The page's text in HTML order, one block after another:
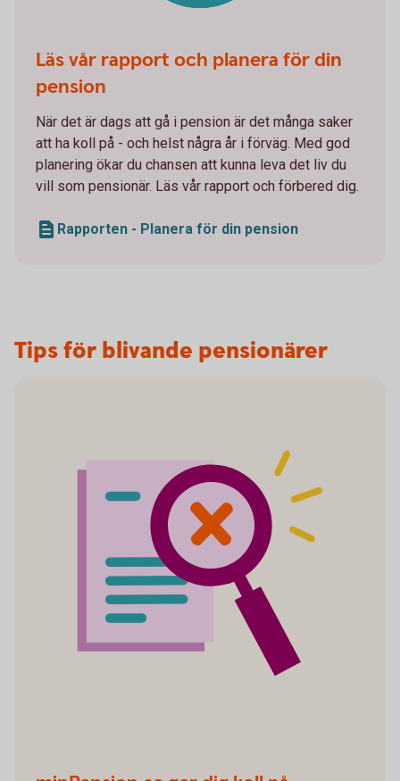
Läs vår rapport och planera för din
pension
När det är dags att gå i pension är det många saker
att ha koll på - och helst några år i förväg. Med god
planering ökar du chansen att kunna leva det liv du
vill som pensionär. Läs vår rapport och förbered dig.
Rapporten - Planera för din pension
Tips för blivande pensionärer